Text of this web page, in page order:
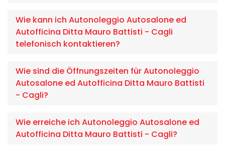
Wie kann ich Autonoleggio Autosalone ed
Autofficina Ditta Mauro Battisti - Cagli
telefonisch kontaktieren?
Wie sind die Öffnungszeiten für Autonoleggio
Autosalone ed Autofficina Ditta Mauro Battisti
- Cagli?
Wie erreiche ich Autonoleggio Autosalone ed
Autofficina Ditta Mauro Battisti - Cagli?